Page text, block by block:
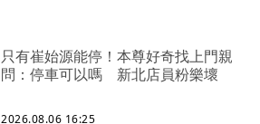
只有崔始源能停！本尊好奇找上門親
問：停車可以嗎 新北店員粉樂壞
2026.08.06 16:25